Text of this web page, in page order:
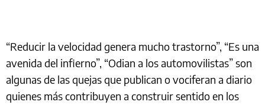
“Reducir la velocidad genera mucho trastorno”, “Es una
avenida del infierno”, “Odian a los automovilistas” son
algunas de las quejas que publican o vociferan a diario
quienes más contribuyen a construir sentido en los